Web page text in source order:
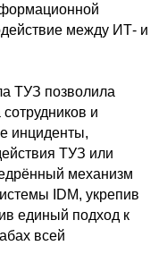
между ИТ- и
ТУЗ позволила
сотрудников и
инциденты,
ТУЗ или
механизм
IDM, укрепив
единый подход к
всей